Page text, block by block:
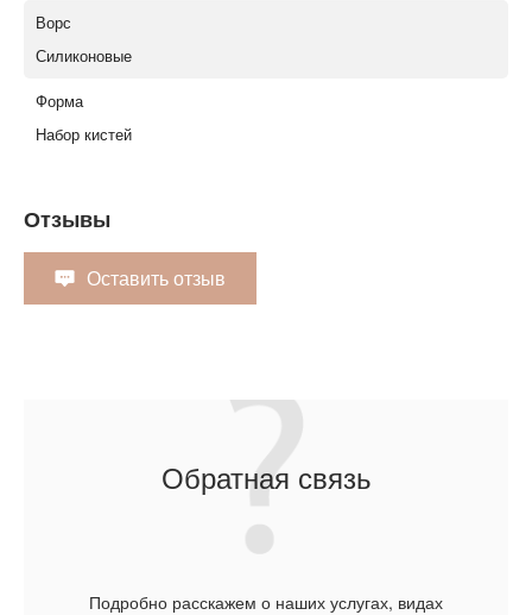
Ворс
Силиконовые
Форма
Набор кистей
Отзывы
Оставить отзыв
Обратная связь
Подробно расскажем о наших услугах, видах